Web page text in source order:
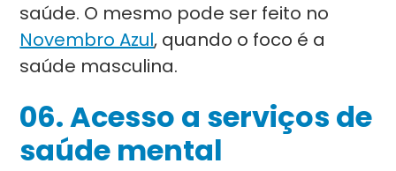
saúde. O mesmo pode ser feito no
Novembro Azul, quando o foco é a
saúde masculina.
06. Acesso a serviços de
saúde mental